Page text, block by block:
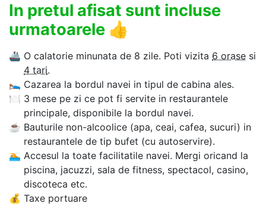
In pretul afisat sunt incluse
urmatoarele 👍
🚢 O calatorie minunata de 8 zile. Poti vizita 6 orase si
4 tari.
🛌 Cazarea la bordul navei in tipul de cabina ales.
🍽 3 mese pe zi ce pot fi servite in restaurantele
principale, disponibile la bordul navei.
☕ Bauturile non-alcoolice (apa, ceai, cafea, sucuri) in
restaurantele de tip bufet (cu autoservire).
🏊‍ Accesul la toate facilitatile navei. Mergi oricand la
piscina, jacuzzi, sala de fitness, spectacol, casino,
discoteca etc.
💰 Taxe portuare